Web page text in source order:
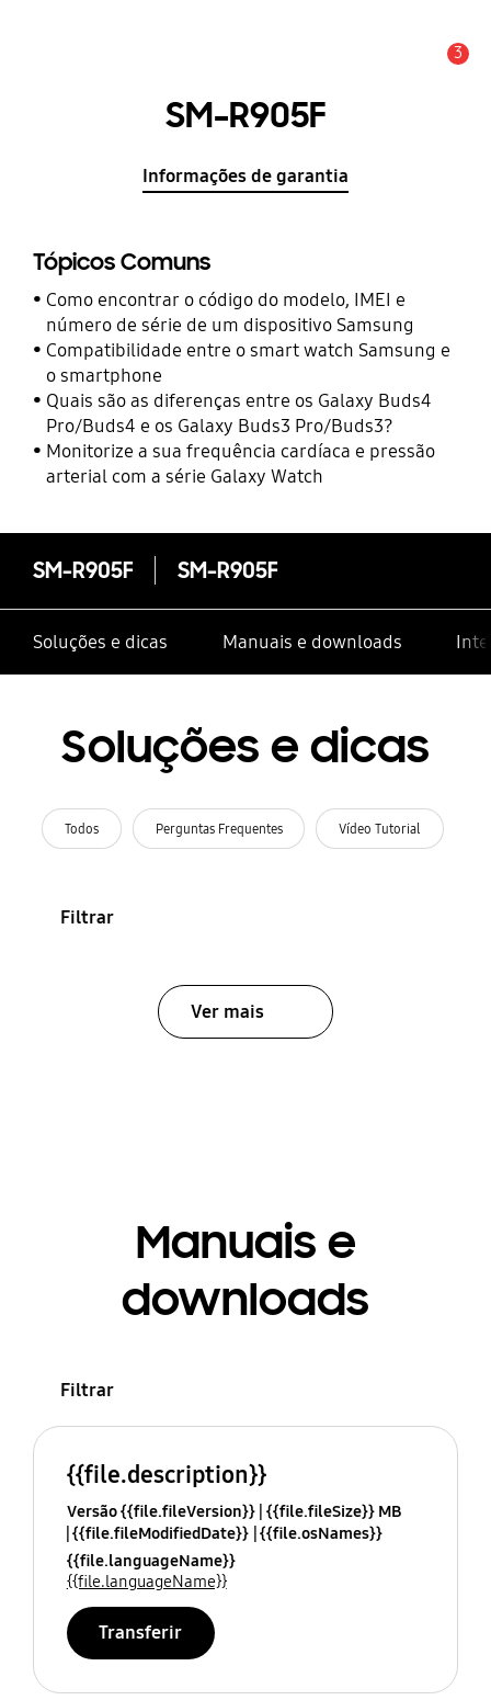
3
SM-R905F
Informações de garantia
Tópicos Comuns
Como encontrar o código do modelo, IMEI e
número de série de um dispositivo Samsung
Compatibilidade entre o smart watch Samsung e
o smartphone
Quais são as diferenças entre os Galaxy Buds4
Pro/Buds4 e os Galaxy Buds3 Pro/Buds3?
Monitorize a sua frequência cardíaca e pressão
arterial com a série Galaxy Watch
SM-R905F SM-R905F
Soluções e dicas Manuais e downloads
Soluções e dicas
Todos Perguntas Frequentes Vídeo Tutorial
Filtrar
Ver mais
Manuais e
downloads
Filtrar
{{file.description}}
Versão {{file.fileVersion}} {{file.fileSize}} MB
{{file.fileModifiedDate}} {{file.osNames}}
{{file.languageName}}
{{file.languageName}}
Transferir